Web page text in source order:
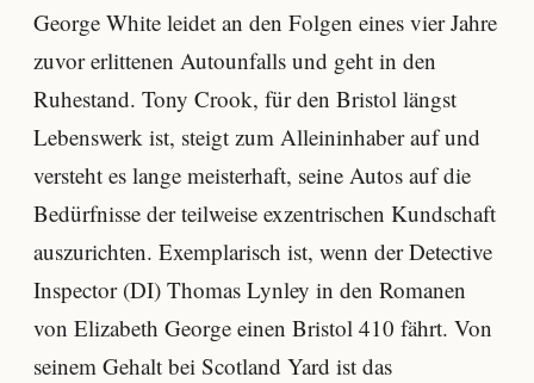
George White leidet an den Folgen eines vier Jahre
zuvor erlittenen Autounfalls und geht in den
Ruhestand. Tony Crook, für den Bristol längst
Lebenswerk ist, steigt zum Alleininhaber auf und
versteht es lange meisterhaft, seine Autos auf die
Bedürfnisse der teilweise exzentrischen Kundschaft
auszurichten. Exemplarisch ist, wenn der Detective
Inspector (DI) Thomas Lynley in den Romanen
von Elizabeth George einen Bristol 410 fährt. Von
seinem Gehalt bei Scotland Yard ist das